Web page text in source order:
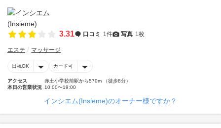
3.31 口コミ 1件 写真 1枚
エステ マッサージ
日祝OK カード可
アクセス
赤土小学校前駅から570m （徒歩8分）
本日の営業状況 10:00〜19:00
インシエム(Insieme)のオーナー様ですか？